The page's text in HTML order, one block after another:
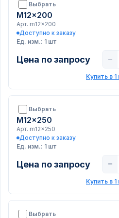
Выбрать
M12x200
Арт. m12x200
Доступно к заказу
Ед. изм.: 1 шт
Цена по запросу −
Купить в 1
Выбрать
M12x250
Арт. m12x250
Доступно к заказу
Ед. изм.: 1 шт
Цена по запросу −
Купить в 1
Выбрать